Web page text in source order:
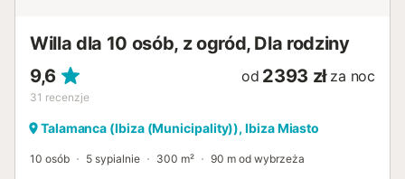
Willa dla 10 osób, z ogród, Dla rodziny
9,6
31 recenzje
od 2393 zł za noc
Talamanca (Ibiza (Municipality)), Ibiza Miasto
10 osób 5 sypialnie 300 m² 90 m od wybrzeża